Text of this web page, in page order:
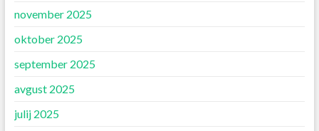
november 2025
oktober 2025
september 2025
avgust 2025
julij 2025